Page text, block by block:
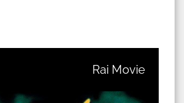
Rai Movie